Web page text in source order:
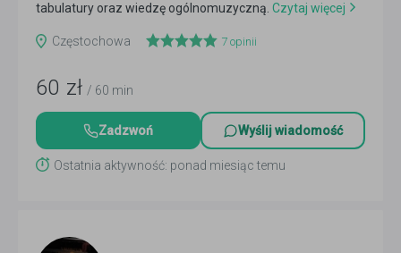
tabulatury oraz wiedzę ogólnomuzyczną. Czytaj więcej
Częstochowa 7 opinii
60 zł / 60 min
Zadzwoń Wyślij wiadomość
Ostatnia aktywność: ponad miesiąc temu